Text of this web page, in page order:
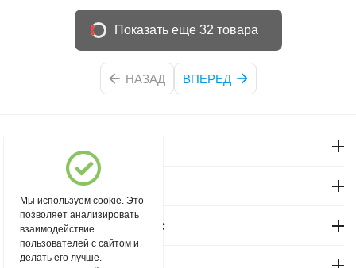
Показать еще 32 товара
НАЗАД ВПЕРЕД
Магазин "Северный"
Покупательский сервис
Контакты
Мы используем cookie. Это
позволяет анализировать
взаимодействие
пользователей с сайтом и
делать его лучше.